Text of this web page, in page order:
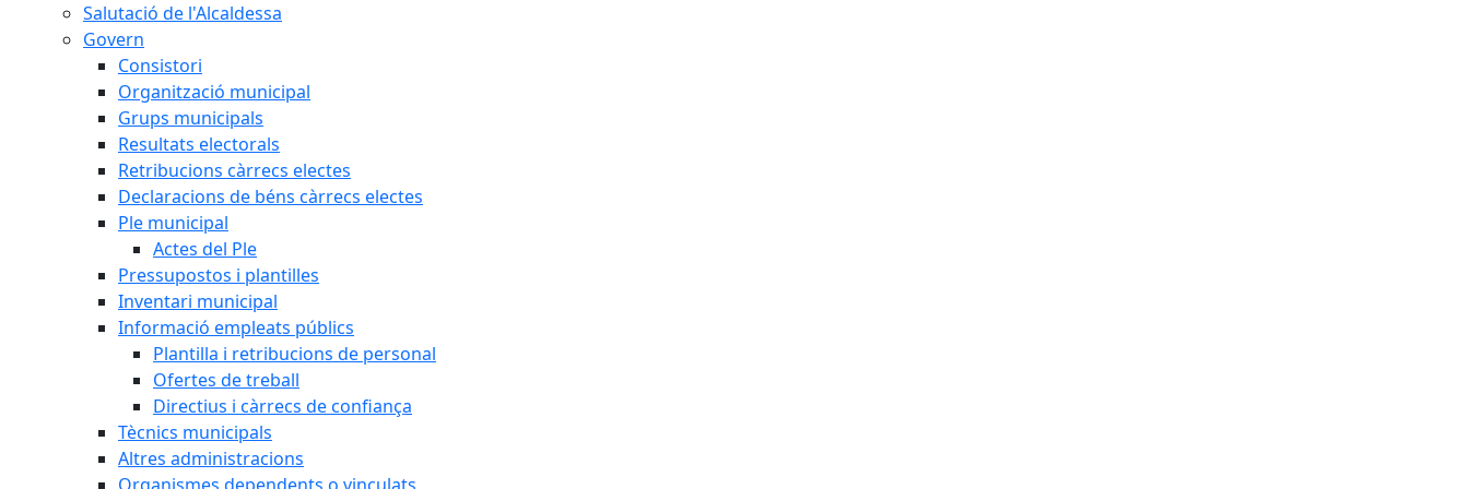
Salutació de l'Alcaldessa
Govern
Consistori
Organització municipal
Grups municipals
Resultats electorals
Retribucions càrrecs electes
Declaracions de béns càrrecs electes
Ple municipal
Actes del Ple
Pressupostos i plantilles
Inventari municipal
Informació empleats públics
Plantilla i retribucions de personal
Ofertes de treball
Directius i càrrecs de confiança
Tècnics municipals
Altres administracions